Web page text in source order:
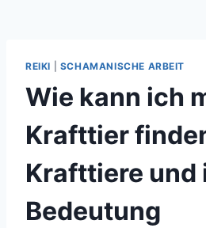
REIKI SCHAMANISCHE ARBEIT
Wie kann ich
Krafttier
Krafttiere und
Bedeutung